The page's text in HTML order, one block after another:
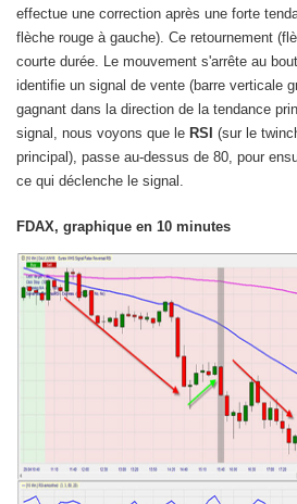
effectue une correction après une forte
flèche rouge à gauche). Ce retournement
courte durée. Le mouvement s'arrête au
identifie un signal de vente (barre verticale
gagnant dans la direction de la tendance
signal, nous voyons que le RSI (sur le
principal), passe au-dessus de 80, pour
ce qui déclenche le signal.
FDAX, graphique en 10 minutes